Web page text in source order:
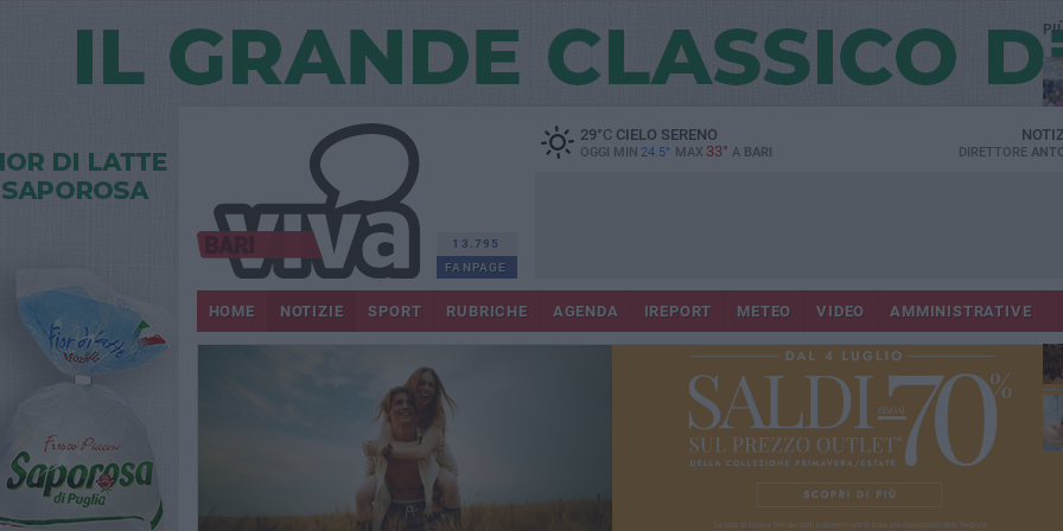
13.795
FANPAGE
29°CCIELO SERENO
OGGI MIN 24.5° MAX 33° A BARI DIRETTORE
HOME NOTIZIE SPORT RUBRICHE AGENDA IREPORT METEO VIDEO AMMINISTRATIVE